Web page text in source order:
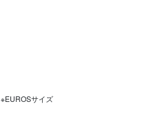
※EUROSサイズ